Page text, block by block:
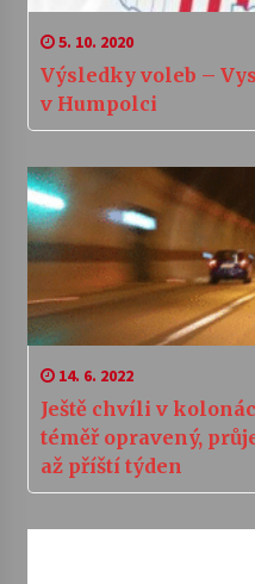
5. 10. 2020
Výsledky voleb –
v Humpolci
14. 6. 2022
Ještě chvíli v
téměř opravený,
až příští týden